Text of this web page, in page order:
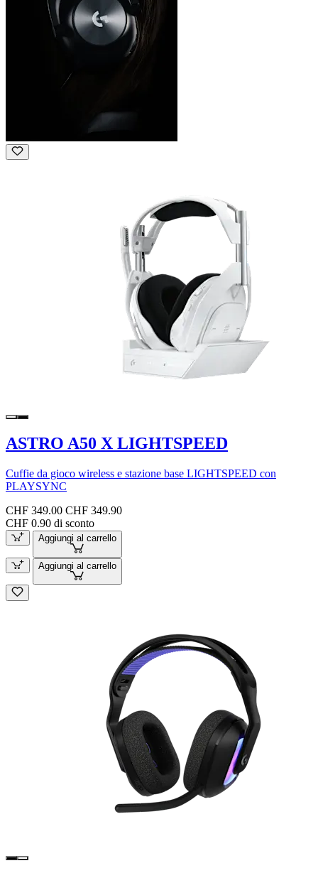
ASTRO A50 X LIGHTSPEED
Cuffie da gioco wireless e stazione base LIGHTSPEED con
PLAYSYNC
CHF 349.00 CHF 349.90
CHF 0.90 di sconto
Aggiungi al carrello
Aggiungi al carrello